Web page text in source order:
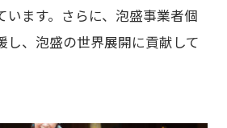
います。さらに、泡盛事業者個
し、泡盛の世界展開に貢献して